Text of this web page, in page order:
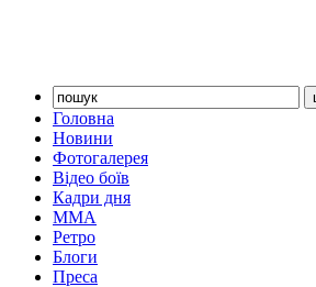
Головна
Новини
Фотогалерея
Відео боїв
Кадри дня
ММА
Ретро
Блоги
Преса